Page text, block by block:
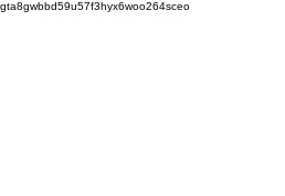
gta8gwbbd59u57f3hyx6woo264sceo